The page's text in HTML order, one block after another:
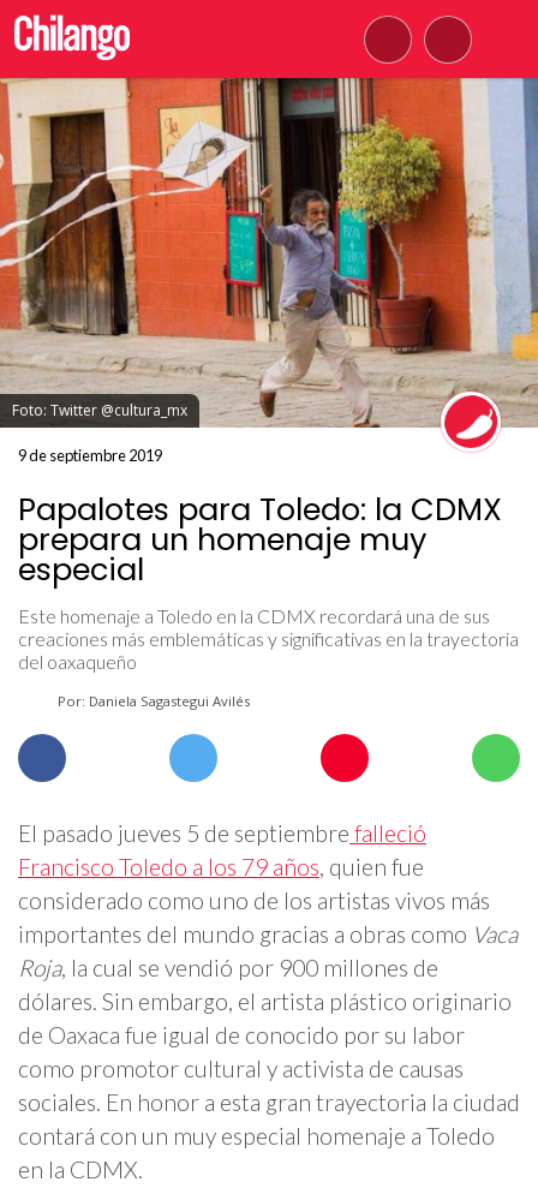
Foto: Twitter @cultura_mx
9 de septiembre 2019
Papalotes para Toledo: la CDMX
prepara un homenaje muy
especial
Este homenaje a Toledo en la CDMX recordará una de sus
creaciones más emblemáticas y significativas en la trayectoria
del oaxaqueño
Por: Daniela Sagastegui Avilés
El pasado jueves 5 de septiembre falleció
Francisco Toledo a los 79 años, quien fue
considerado como uno de los artistas vivos más
importantes del mundo gracias a obras como Vaca
Roja, la cual se vendió por 900 millones de
dólares. Sin embargo, el artista plástico originario
de Oaxaca fue igual de conocido por su labor
como promotor cultural y activista de causas
sociales. En honor a esta gran trayectoria la ciudad
contará con un muy especial homenaje a Toledo
en la CDMX.